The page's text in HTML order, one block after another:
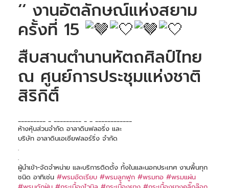
‘‘ งานอัตลักษณ์แห่งสยาม
ครั้งที่ 15
สืบสานตำนานหัตถศิลป์ไทย
ณ ศูนย์การประชุมแห่งชาติ
สิริกิติ์
_________ _ _________ _ _ ____________
ห้างหุ้นส่วนจำกัด อาลาดินฟลอริ่ง และ
บริษัท อาลาดินเอเซียฟลอร์ริ่ง จำกัด
.
.
ผู้นำเข้า-จัดจำหน่าย และบริการติดตั้ง ทั้งในและนอกประเทศ งานพื้นทุก
ชนิด อาทิเช่น #พรมอัดเรียบ #พรมลูกฟูก #พรมทอ #พรมแผ่น